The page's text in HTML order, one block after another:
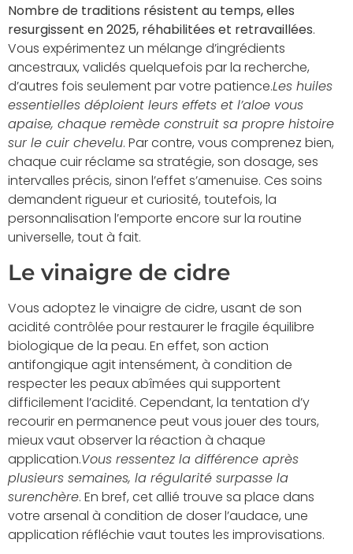
Nombre de traditions résistent au temps, elles
resurgissent en 2025, réhabilitées et retravaillées.
Vous expérimentez un mélange d’ingrédients
ancestraux, validés quelquefois par la recherche,
d’autres fois seulement par votre patience.Les huiles
essentielles déploient leurs effets et l’aloe vous
apaise, chaque remède construit sa propre histoire
sur le cuir chevelu. Par contre, vous comprenez bien,
chaque cuir réclame sa stratégie, son dosage, ses
intervalles précis, sinon l’effet s’amenuise. Ces soins
demandent rigueur et curiosité, toutefois, la
personnalisation l’emporte encore sur la routine
universelle, tout à fait.
Le vinaigre de cidre
Vous adoptez le vinaigre de cidre, usant de son
acidité contrôlée pour restaurer le fragile équilibre
biologique de la peau. En effet, son action
antifongique agit intensément, à condition de
respecter les peaux abîmées qui supportent
difficilement l’acidité. Cependant, la tentation d’y
recourir en permanence peut vous jouer des tours,
mieux vaut observer la réaction à chaque
application.Vous ressentez la différence après
plusieurs semaines, la régularité surpasse la
surenchère. En bref, cet allié trouve sa place dans
votre arsenal à condition de doser l’audace, une
application réfléchie vaut toutes les improvisations.